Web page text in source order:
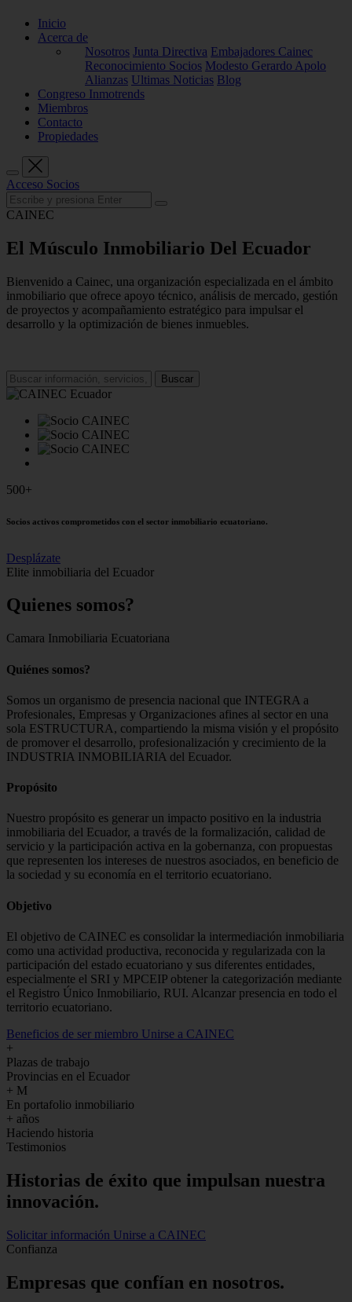
Inicio
Acerca de
Nosotros Junta Directiva Embajadores Cainec
Reconocimiento Socios Modesto Gerardo Apolo
Alianzas Ultimas Noticias Blog
Congreso Inmotrends
Miembros
Contacto
Propiedades
Acceso Socios
CAINEC
El Músculo Inmobiliario Del Ecuador
Bienvenido a Cainec, una organización especializada en el ámbito
inmobiliario que ofrece apoyo técnico, análisis de mercado, gestión
de proyectos y acompañamiento estratégico para impulsar el
desarrollo y la optimización de bienes inmuebles.
Buscar
500+
Socios activos comprometidos con el sector inmobiliario ecuatoriano.
Desplázate
Elite inmobiliaria del Ecuador
Quienes somos?
Camara Inmobiliaria Ecuatoriana
Quiénes somos?
Somos un organismo de presencia nacional que INTEGRA a
Profesionales, Empresas y Organizaciones afines al sector en una
sola ESTRUCTURA, compartiendo la misma visión y el propósito
de promover el desarrollo, profesionalización y crecimiento de la
INDUSTRIA INMOBILIARIA del Ecuador.
Propósito
Nuestro propósito es generar un impacto positivo en la industria
inmobiliaria del Ecuador, a través de la formalización, calidad de
servicio y la participación activa en la gobernanza, con propuestas
que representen los intereses de nuestros asociados, en beneficio de
la sociedad y su economía en el territorio ecuatoriano.
Objetivo
El objetivo de CAINEC es consolidar la intermediación inmobiliaria
como una actividad productiva, reconocida y regularizada con la
participación del estado ecuatoriano y sus diferentes entidades,
especialmente el SRI y MPCEIP obtener la categorización mediante
el Registro Único Inmobiliario, RUI. Alcanzar presencia en todo el
territorio ecuatoriano.
Beneficios de ser miembro Unirse a CAINEC
+
Plazas de trabajo
Provincias en el Ecuador
+ M
En portafolio inmobiliario
+ años
Haciendo historia
Testimonios
Historias de éxito que impulsan nuestra
innovación.
Solicitar información Unirse a CAINEC
Confianza
Empresas que confían en nosotros.